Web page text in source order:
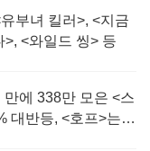
부녀 킬러>, <지금
<와일드 씽> 등
에 338만 모은 <스
대반등, <호프>는